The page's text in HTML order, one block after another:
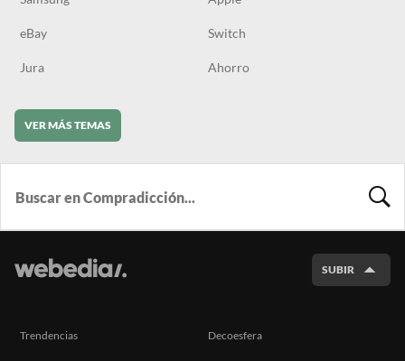
eBay Switch
Jura Ahorro
VER MÁS TEMAS
SUBIR
Trendencias Decoesfera